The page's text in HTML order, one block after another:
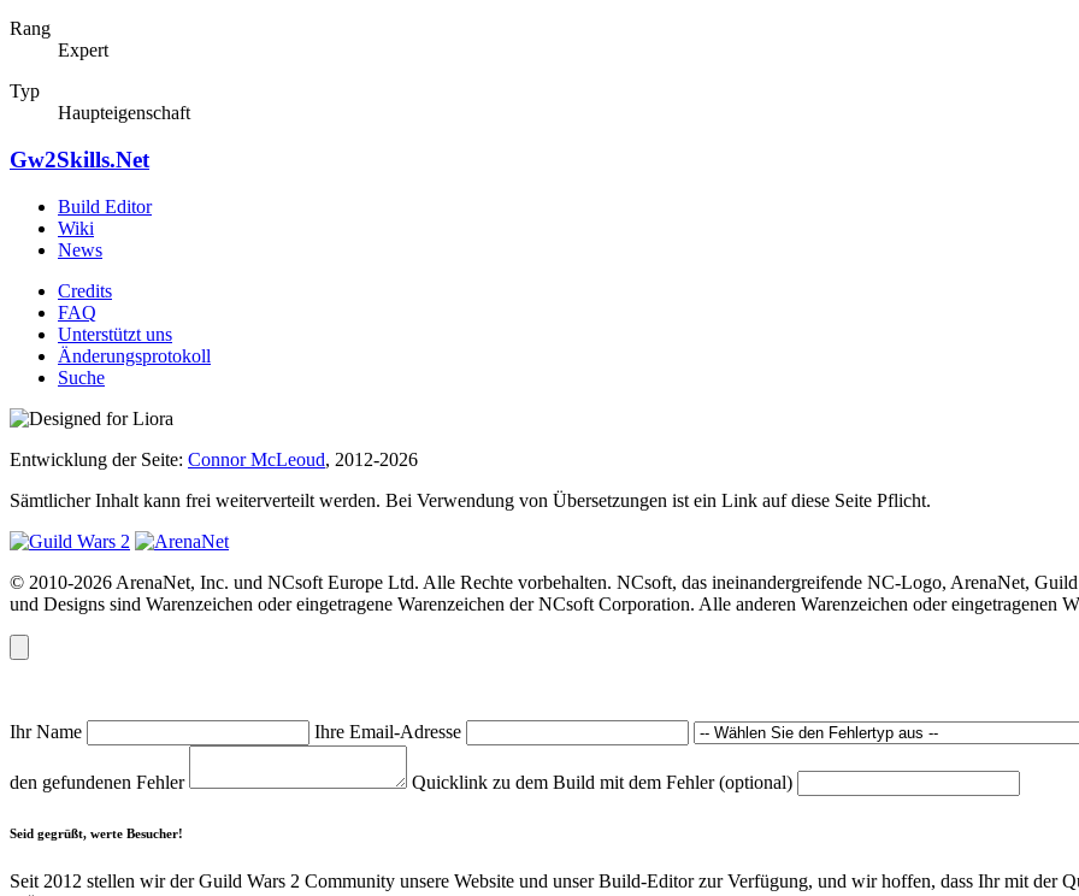
Rang
Expert
Typ
Haupteigenschaft
Gw2Skills.Net
Build Editor
Wiki
News
Credits
FAQ
Unterstützt uns
Änderungsprotokoll
Suche
Entwicklung der Seite: Connor McLeoud, 2012-2026
Sämtlicher Inhalt kann frei weiterverteilt werden. Bei Verwendung von Übersetzungen ist ein Link auf diese Seite Pflicht.
© 2010-2026 ArenaNet, Inc. und NCsoft Europe Ltd. Alle Rechte vorbehalten. NCsoft, das ineinandergreifende NC-Logo, ArenaNet,
und Designs sind Warenzeichen oder eingetragene Warenzeichen der NCsoft Corporation. Alle anderen Warenzeichen oder eingetragenen
Ihr Name Ihre Email-Adresse
den gefundenen Fehler Quicklink zu dem Build mit dem Fehler (optional)
Seid gegrüßt, werte Besucher!
Seit 2012 stellen wir der Guild Wars 2 Community unsere Website und unser Build-Editor zur Verfügung, und wir hoffen, dass Ihr mit der